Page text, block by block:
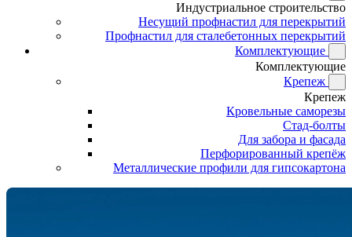
Индустриальное строительство
Несущий профнастил для перекрытий
Профнастил для сталебетонных перекрытий
Комплектующие
Комплектующие
Крепеж
Крепеж
Кровельные саморезы
Стад-болты
Для забора и фасада
Перфорированный крепёж
Металлические профили для гипсокартона